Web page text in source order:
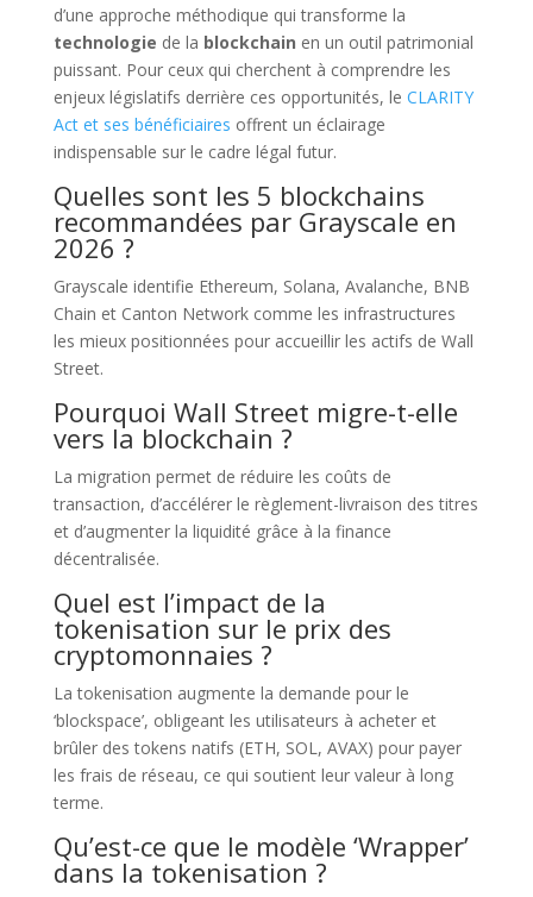
d’une approche méthodique qui transforme la
technologie de la blockchain en un outil patrimonial
puissant. Pour ceux qui cherchent à comprendre les
enjeux législatifs derrière ces opportunités, le CLARITY
Act et ses bénéficiaires offrent un éclairage
indispensable sur le cadre légal futur.
Quelles sont les 5 blockchains
recommandées par Grayscale en
2026 ?
Grayscale identifie Ethereum, Solana, Avalanche, BNB
Chain et Canton Network comme les infrastructures
les mieux positionnées pour accueillir les actifs de Wall
Street.
Pourquoi Wall Street migre-t-elle
vers la blockchain ?
La migration permet de réduire les coûts de
transaction, d’accélérer le règlement-livraison des titres
et d’augmenter la liquidité grâce à la finance
décentralisée.
Quel est l’impact de la
tokenisation sur le prix des
cryptomonnaies ?
La tokenisation augmente la demande pour le
‘blockspace’, obligeant les utilisateurs à acheter et
brûler des tokens natifs (ETH, SOL, AVAX) pour payer
les frais de réseau, ce qui soutient leur valeur à long
terme.
Qu’est-ce que le modèle ‘Wrapper’
dans la tokenisation ?